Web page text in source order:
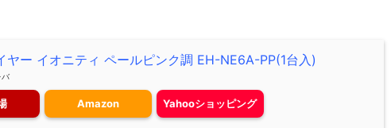
ヤー イオニティ ペールピンク調 EH-NE6A-PP(1台入)
バ
Amazon Yahooショッピング